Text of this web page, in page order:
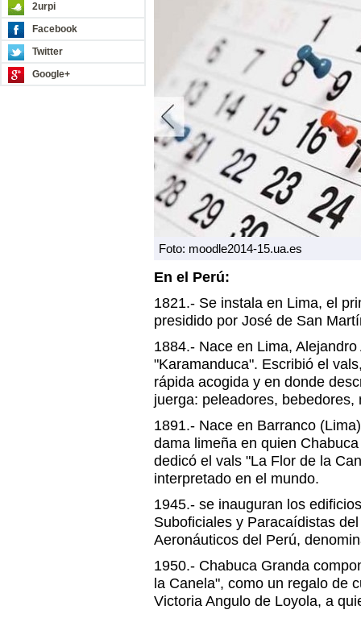
2urpi
Facebook
Twitter
Google+
Foto: moodle2014-15.ua.es
En el Perú:
1821.- Se instala en Lima, el
presidido por José de San
1884.- Nace en Lima,
"Karamanduca". Escribió el
rápida acogida y en donde
juerga: peleadores,
1891.- Nace en Barranco
dama limeña en quien
dedicó el vals "La Flor de la
interpretado en el mundo.
1945.- se inauguran los
Suboficiales y Paracaídistas
Aeronáuticos del Perú,
1950.- Chabuca Granda
la Canela", como un regalo de
Victoria Angulo de Loyola, a